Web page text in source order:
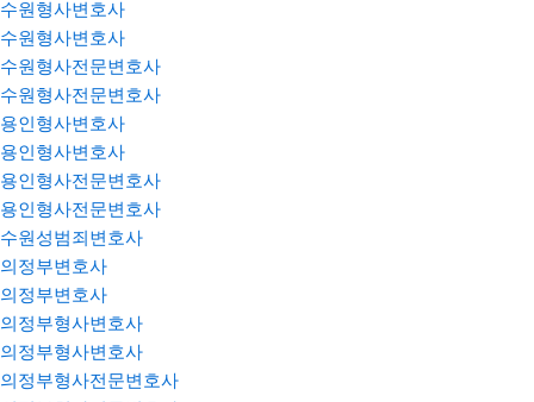
수원형사변호사
수원형사변호사
수원형사전문변호사
수원형사전문변호사
용인형사변호사
용인형사변호사
용인형사전문변호사
용인형사전문변호사
수원성범죄변호사
의정부변호사
의정부변호사
의정부형사변호사
의정부형사변호사
의정부형사전문변호사